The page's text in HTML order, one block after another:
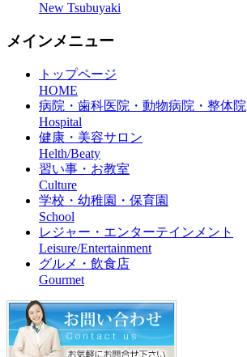
New Tsubuyaki
メインメニュー
トップページ
HOME
病院・歯科医院・動物病院・整体院
Hospital
健康・美容サロン
Helth/Beaty
習い事・お教室
Culture
学校・幼稚園・保育園
School
レジャー・エンターテインメント
Leisure/Entertainment
グルメ・飲食店
Gourmet